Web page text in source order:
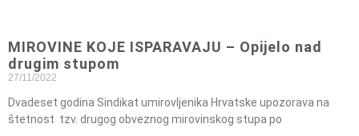
MIROVINE KOJE ISPARAVAJU – Opijelo nad
drugim stupom
27/11/2022
Dvadeset godina Sindikat umirovljenika Hrvatske upozorava na
štetnost tzv. drugog obveznog mirovinskog stupa po